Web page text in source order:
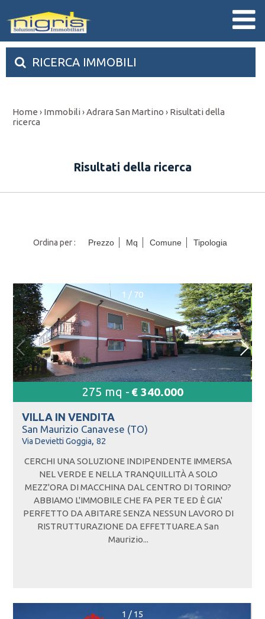
RICERCA IMMOBILI
Home › Immobili ›Adrara San Martino › Risultati della
ricerca
Risultati della ricerca
Ordina per : Prezzo Mq Comune Tipologia
1 / 70
275 mq - € 340.000
VILLA IN VENDITA
San Maurizio Canavese (TO)
Via Devietti Goggia, 82
CERCHI UNA SOLUZIONE INDIPENDENTE IMMERSA
NEL VERDE E NELLA TRANQUILLITÀ A SOLO
MEZZ'ORA DI MACCHINA DAL CENTRO DI TORINO?
ABBIAMO L'IMMOBILE CHE FA PER TE ED È GIA'
PERFETTO DA ABITARE SENZA NESSUN LAVORO DI
RISTRUTTURAZIONE DA EFFETTUARE.A San
Maurizio...
1 / 15